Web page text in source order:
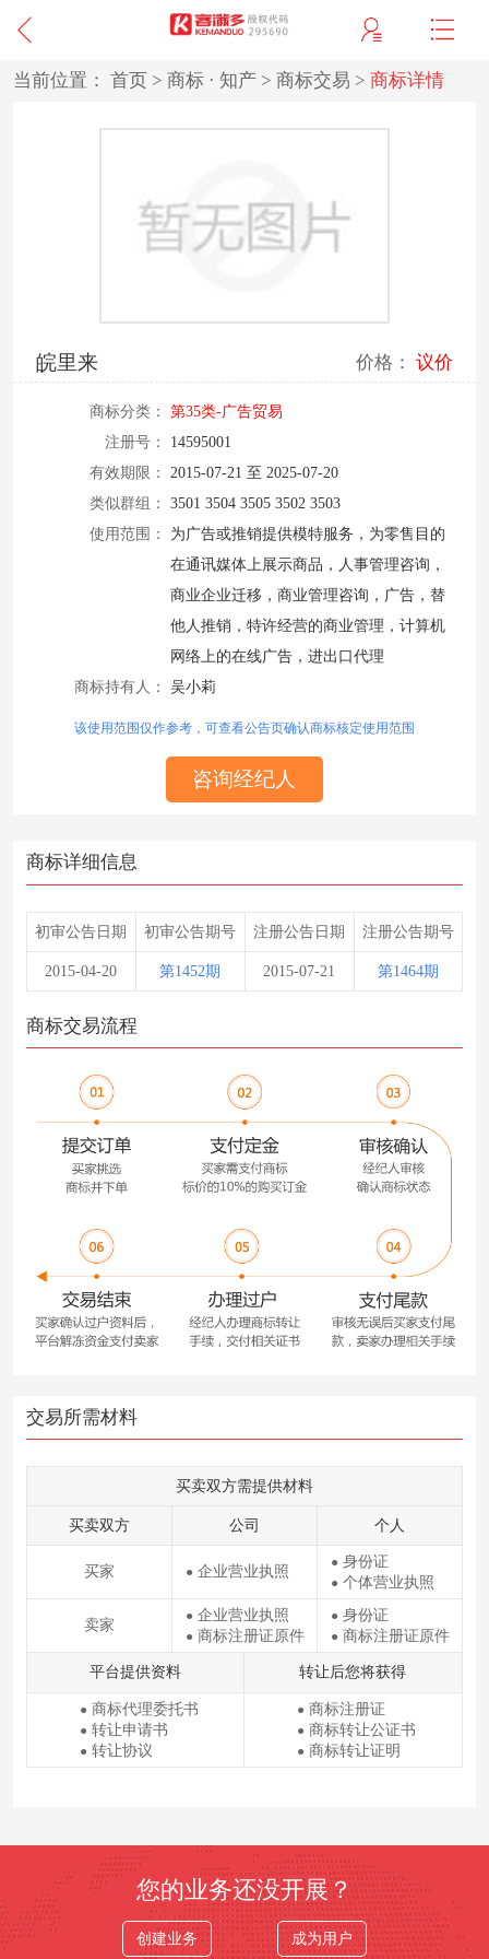
当前位置： 首页 > 商标 · 知产 > 商标交易 > 商标详情
皖里来 价格： 议价
商标分类：
第35类-广告贸易
注册号：
14595001
有效期限：
2015-07-21 至 2025-07-20
类似群组：
3501 3504 3505 3502 3503
使用范围：
为广告或推销提供模特服务，为零售目的
在通讯媒体上展示商品，人事管理咨询，
商业企业迁移，商业管理咨询，广告，替
他人推销，特许经营的商业管理，计算机
网络上的在线广告，进出口代理
商标持有人：
吴小莉
该使用范围仅作参考，可查看公告页确认商标核定使用范围
咨询经纪人
商标详细信息
初审公告日期 初审公告期号 注册公告日期 注册公告期号
2015-04-20 第1452期 2015-07-21 第1464期
商标交易流程
交易所需材料
买卖双方需提供材料
买卖双方 公司 个人
买家 ●企业营业执照 ●身份证
●个体营业执照
卖家 ●企业营业执照
●商标注册证原件
●身份证
●商标注册证原件
平台提供资料 转让后您将获得
●商标代理委托书
●转让申请书
●转让协议
●商标注册证
●商标转让公证书
●商标转让证明
您的业务还没开展？
创建业务 成为用户